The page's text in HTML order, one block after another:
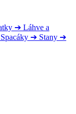
➔ Láhve a
Spacáky ➔ Stany ➔